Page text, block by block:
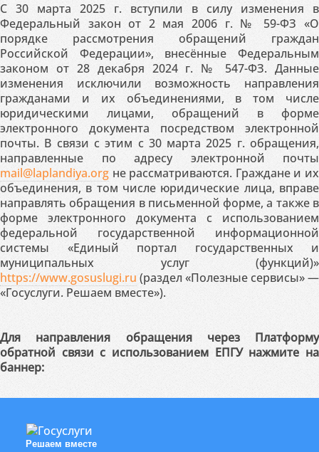
С 30 марта 2025 г. вступили в силу изменения в
Федеральный закон от 2 мая 2006 г. № 59-ФЗ «О
порядке рассмотрения обращений граждан
Российской Федерации», внесённые Федеральным
законом от 28 декабря 2024 г. № 547-ФЗ. Данные
изменения исключили возможность направления
гражданами и их объединениями, в том числе
юридическими лицами, обращений в форме
электронного документа посредством электронной
почты. В связи с этим с 30 марта 2025 г. обращения,
направленные по адресу электронной почты
mail@laplandiya.org не рассматриваются. Граждане и их
объединения, в том числе юридические лица, вправе
направлять обращения в письменной форме, а также в
форме электронного документа с использованием
федеральной государственной информационной
системы «Единый портал государственных и
муниципальных услуг (функций)»
https://www.gosuslugi.ru (раздел «Полезные сервисы» —
«Госуслуги. Решаем вместе»).
Для направления обращения через Платформу
обратной связи с использованием ЕПГУ нажмите на
баннер:
Решаем вместе